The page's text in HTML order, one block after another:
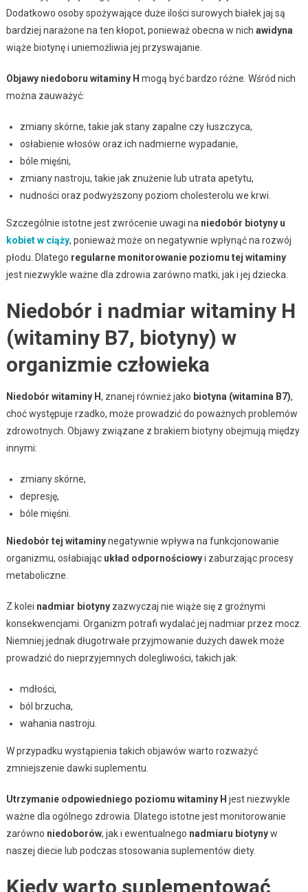
Dodatkowo osoby spożywające duże ilości surowych białek jaj są
bardziej narażone na ten kłopot, ponieważ obecna w nich awidyna
wiąże biotynę i uniemożliwia jej przyswajanie.
Objawy niedoboru witaminy H mogą być bardzo różne. Wśród nich
można zauważyć:
zmiany skórne, takie jak stany zapalne czy łuszczyca,
osłabienie włosów oraz ich nadmierne wypadanie,
bóle mięśni,
zmiany nastroju, takie jak znużenie lub utrata apetytu,
nudności oraz podwyższony poziom cholesterolu we krwi.
Szczególnie istotne jest zwrócenie uwagi na niedobór biotyny u
kobiet w ciąży, ponieważ może on negatywnie wpłynąć na rozwój
płodu. Dlatego regularne monitorowanie poziomu tej witaminy
jest niezwykle ważne dla zdrowia zarówno matki, jak i jej dziecka.
Niedobór i nadmiar witaminy H
(witaminy B7, biotyny) w
organizmie człowieka
Niedobór witaminy H, znanej również jako biotyna (witamina B7),
choć występuje rzadko, może prowadzić do poważnych problemów
zdrowotnych. Objawy związane z brakiem biotyny obejmują między
innymi:
zmiany skórne,
depresję,
bóle mięśni.
Niedobór tej witaminynegatywnie wpływa na funkcjonowanie
organizmu, osłabiając układ odpornościowyi zaburzając procesy
metaboliczne.
Z kolei nadmiar biotynyzazwyczaj nie wiąże się z groźnymi
konsekwencjami. Organizm potrafi wydalać jej nadmiar przez mocz.
Niemniej jednak długotrwałe przyjmowanie dużych dawek może
prowadzić do nieprzyjemnych dolegliwości, takich jak:
mdłości,
ból brzucha,
wahania nastroju.
W przypadku wystąpienia takich objawów warto rozważyć
zmniejszenie dawki suplementu.
Utrzymanie odpowiedniego poziomu witaminy H jest niezwykle
ważne dla ogólnego zdrowia. Dlatego istotne jest monitorowanie
zarówno niedoborów, jak i ewentualnego nadmiaru biotynyw
naszej diecie lub podczas stosowania suplementów diety.
Kiedy warto suplementować